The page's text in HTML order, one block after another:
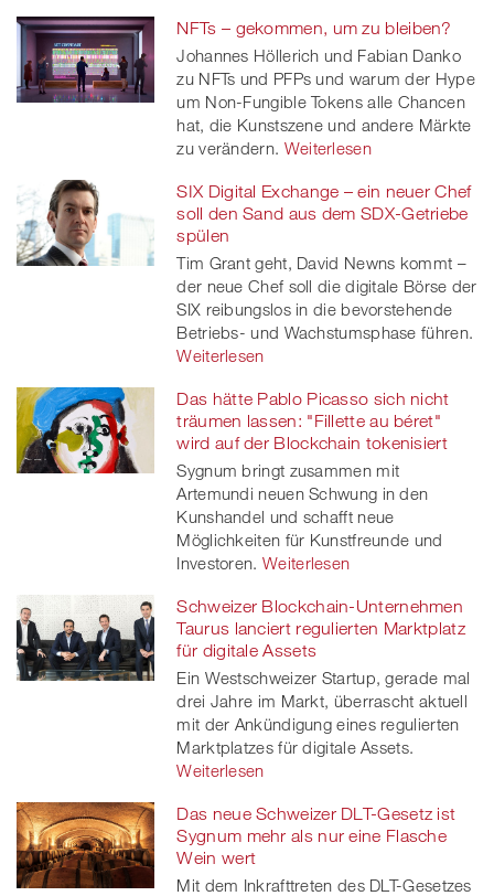
NFTs – gekommen, um zu bleiben?
Johannes Höllerich und Fabian Danko
zu NFTs und PFPs und warum der Hype
um Non-Fungible Tokens alle Chancen
hat, die Kunstszene und andere Märkte
zu verändern. Weiterlesen
SIX Digital Exchange – ein neuer Chef
soll den Sand aus dem SDX-Getriebe
spülen
Tim Grant geht, David Newns kommt –
der neue Chef soll die digitale Börse der
SIX reibungslos in die bevorstehende
Betriebs- und Wachstumsphase führen.
Weiterlesen
Das hätte Pablo Picasso sich nicht
träumen lassen: "Fillette au béret"
wird auf der Blockchain tokenisiert
Sygnum bringt zusammen mit
Artemundi neuen Schwung in den
Kunshandel und schafft neue
Möglichkeiten für Kunstfreunde und
Investoren. Weiterlesen
Schweizer Blockchain-Unternehmen
Taurus lanciert regulierten Marktplatz
für digitale Assets
Ein Westschweizer Startup, gerade mal
drei Jahre im Markt, überrascht aktuell
mit der Ankündigung eines regulierten
Marktplatzes für digitale Assets.
Weiterlesen
Das neue Schweizer DLT-Gesetz ist
Sygnum mehr als nur eine Flasche
Wein wert
Mit dem Inkrafttreten des DLT-Gesetzes